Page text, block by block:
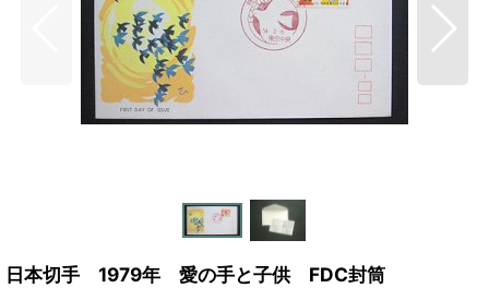
日本切手 1979年 愛の手と子供 FDC封筒